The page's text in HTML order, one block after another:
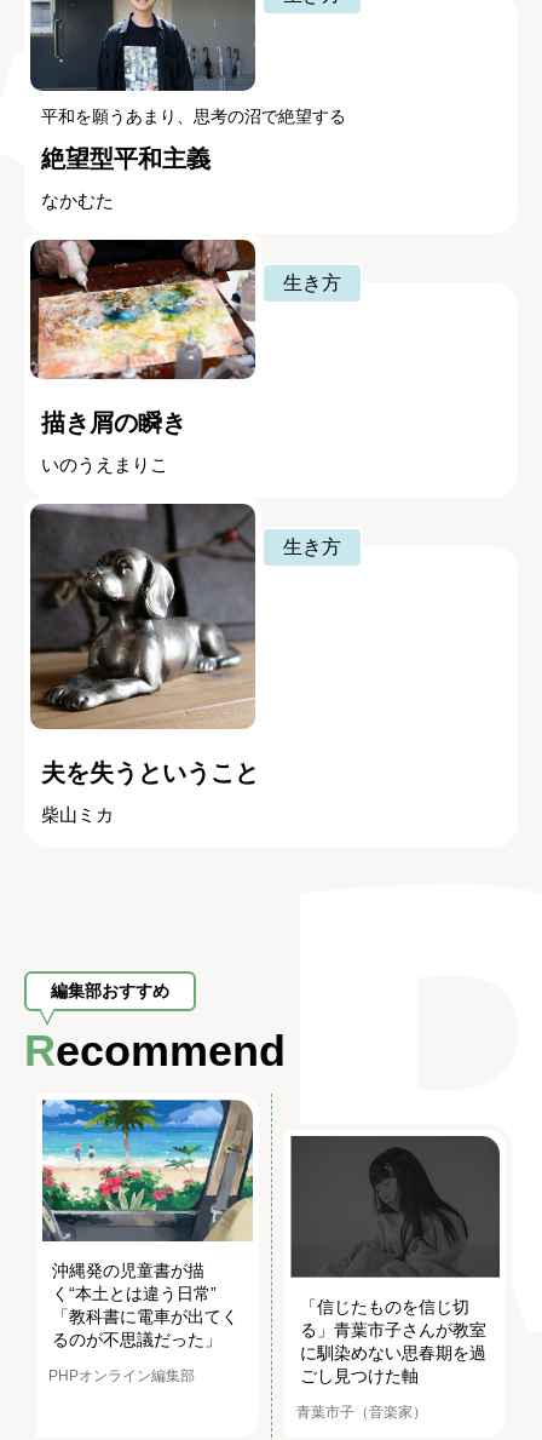
平和を願うあまり、思考の沼で絶望する
絶望型平和主義
なかむた
生き方
描き屑の瞬き
いのうえまりこ
生き方
夫を失うということ
柴山ミカ
編集部おすすめ
Recommend
沖縄発の児童書が描
く“本土とは違う日常”
「教科書に電車が出てく
るのが不思議だった」
PHPオンライン編集部
「信じたものを信じ切
る」青葉市子さんが教室
に馴染めない思春期を過
ごし見つけた軸
青葉市子（音楽家）